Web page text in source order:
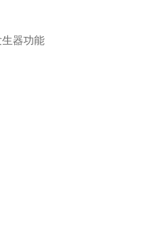
器功能